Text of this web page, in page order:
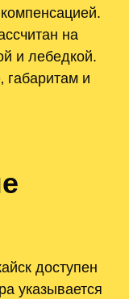
на
и лебедкой.
габаритам и
доступен
указывается